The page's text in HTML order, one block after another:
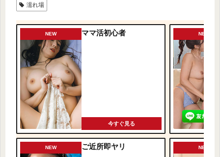
濡れ場
NEW ママ活初心者
今すぐ見る
NEW ご近所即ヤリ
NEW
NEW